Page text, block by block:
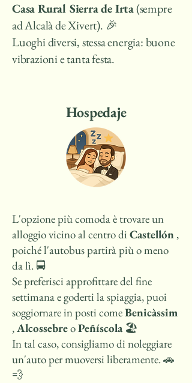
Casa Rural Sierra de Irta(sempre
ad Alcalà de Xivert). 🎉
Luoghi diversi, stessa energia: buone
vibrazioni e tanta festa.
Hospedaje
L'opzione più comoda è trovare un
alloggio vicino al centro di Castellón ,
poiché l'autobus partirà più o meno
da lì. 🚍
Se preferisci approfittare del fine
settimana e goderti la spiaggia, puoi
soggiornare in posti comeBenicàssim
,AlcossebreoPeñíscola🏖️
In tal caso, consigliamo di noleggiare
un'auto per muoversi liberamente. 🚗
💨